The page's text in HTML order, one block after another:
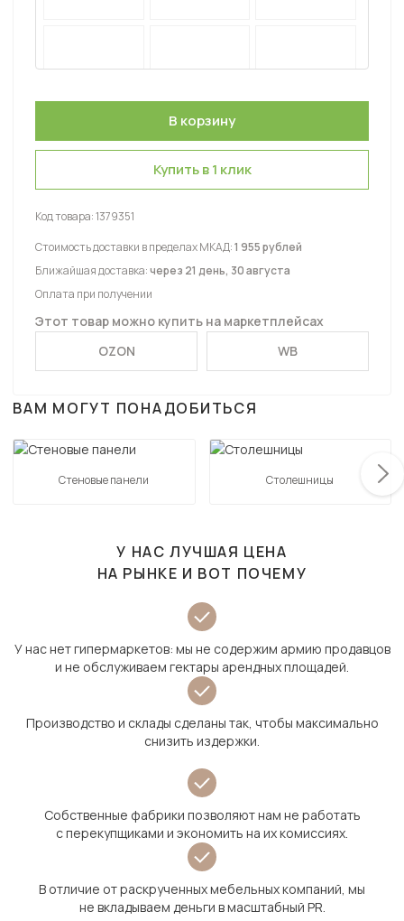
Купить в 1 клик
Код товара:1379351
Стоимость доставки в пределах МКАД:1 955 рублей
Ближайшая доставка:через 21 день, 30 августа
Оплата при получении
Этот товар можно купить на маркетплейсах
OZON
WB
ВАМ МОГУТ ПОНАДОБИТЬСЯ
Стеновые панели Столешницы
У НАС ЛУЧШАЯ ЦЕНА
НА РЫНКЕ И ВОТ ПОЧЕМУ
У нас нет гипермаркетов: мы не содержим армию продавцов
и не обслуживаем гектары арендных площадей.
Производство и склады сделаны так, чтобы максимально
снизить издержки.
Собственные фабрики позволяют нам не работать
с перекупщиками и экономить на их комиссиях.
В отличие от раскрученных мебельных компаний, мы
не вкладываем деньги в масштабный PR.